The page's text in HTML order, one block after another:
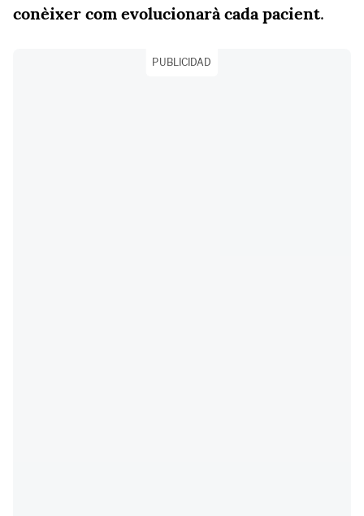
conèixer com evolucionarà cada pacient.
PUBLICIDAD